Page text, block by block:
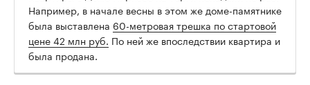
Например, в начале весны в этом же доме-памятнике
была выставлена 60-метровая трешка по стартовой
цене 42 млн руб. По ней же впоследствии квартира и
была продана.